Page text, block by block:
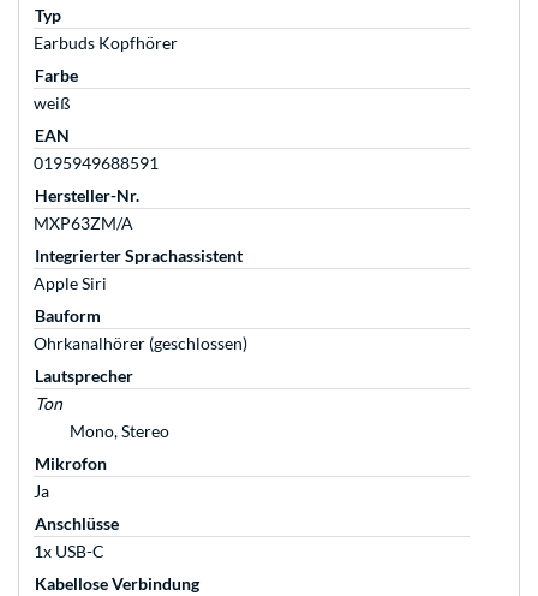
Typ
Earbuds Kopfhörer
Farbe
weiß
EAN
0195949688591
Hersteller-Nr.
MXP63ZM/A
Integrierter Sprachassistent
Apple Siri
Bauform
Ohrkanalhörer (geschlossen)
Lautsprecher
Ton
Mono, Stereo
Mikrofon
Ja
Anschlüsse
1x USB-C
Kabellose Verbindung